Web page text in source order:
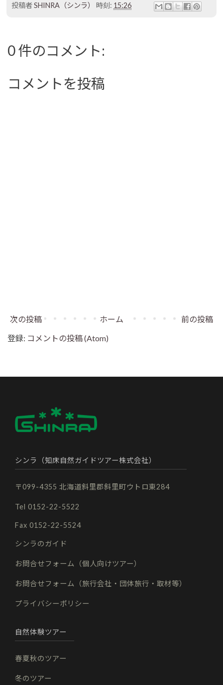
投稿者SHINRA（シンラ） 時刻: 15:26
0 件のコメント:
コメントを投稿
次の投稿 前の投稿
ホーム
登録: コメントの投稿 (Atom)
シンラ（知床自然ガイドツアー株式会社）
〒099-4355 北海道斜里郡斜里町ウトロ東284
Tel 0152-22-5522
Fax 0152-22-5524
シンラのガイド
お問合せフォーム（個人向けツアー）
お問合せフォーム（旅行会社・団体旅行・取材等）
プライバシーポリシー
自然体験ツアー
春夏秋のツアー
冬のツアー